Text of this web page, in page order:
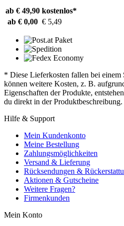
ab € 49,90 kostenlos*
ab € 0,00 € 5,49
* Diese Lieferkosten fallen bei einem
können weitere Kosten, z. B.
Eigenschaften der Produkte,
du direkt in der Produktbeschreibung.
Hilfe & Support
Mein Kundenkonto
Meine Bestellung
Zahlungsmöglichkeiten
Versand & Lieferung
Rücksendungen &
Aktionen & Gutscheine
Weitere Fragen?
Firmenkunden
Mein Konto